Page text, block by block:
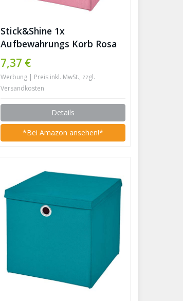
Stick&Shine 1x
Aufbewahrungs Korb Rosa
Faltbox 32 x 32 x 32 cm
Regalkorb faltbar mit
Deckel
7,37 €
Werbung | Preis inkl. MwSt., zzgl.
Versandkosten
Details
*Bei Amazon ansehen!*